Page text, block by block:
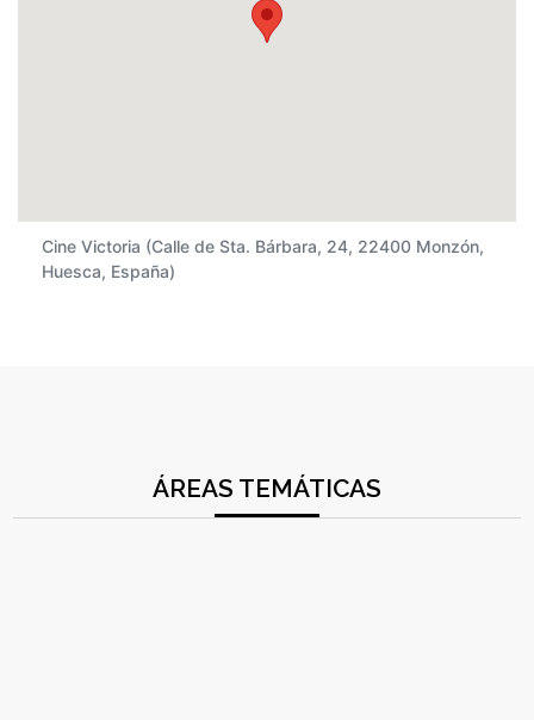
Cine Victoria (Calle de Sta. Bárbara, 24, 22400 Monzón,
Huesca, España)
ÁREAS TEMÁTICAS